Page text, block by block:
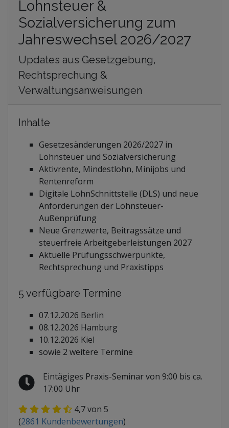
Zoll und Außenhandel
Lohnsteuer &
Sozialversicherung zum
Jahreswechsel 2026/2027
Updates aus Gesetzgebung,
Rechtsprechung &
Verwaltungsanweisungen
Inhalte
Gesetzesänderungen 2026/2027 in
Lohnsteuer und Sozialversicherung
Aktivrente, Mindestlohn, Minijobs und
Rentenreform
Digitale LohnSchnittstelle (DLS) und neue
Anforderungen der Lohnsteuer-
Außenprüfung
Neue Grenzwerte, Beitragssätze und
steuerfreie Arbeitgeberleistungen 2027
Aktuelle Prüfungsschwerpunkte,
Rechtsprechung und Praxistipps
5 verfügbare Termine
07.12.2026 Berlin
08.12.2026 Hamburg
10.12.2026 Kiel
sowie 2 weitere Termine
Eintägiges Praxis-Seminar von 9:00 bis ca.
17:00 Uhr
4,7von 5
(2861 Kundenbewertungen)